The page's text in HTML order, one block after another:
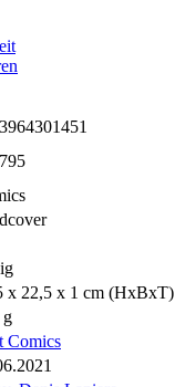
x 22,5 x 1 cm (HxBxT)
g
Comics